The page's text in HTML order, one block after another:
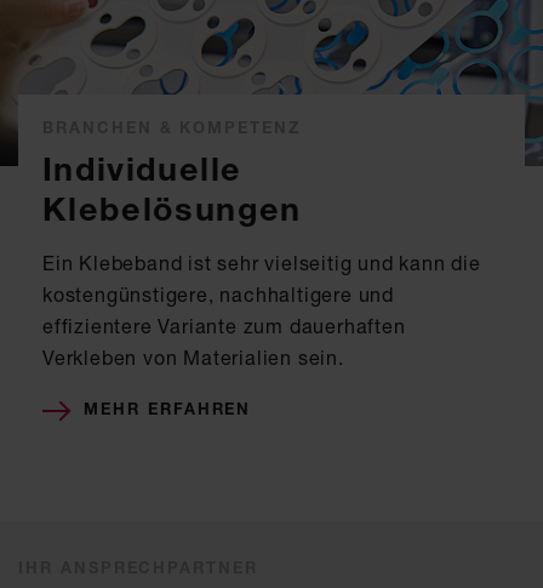
Individuelle
Klebelösungen
Ein Klebeband ist sehr vielseitig und kann die
kostengünstigere, nachhaltigere und
effizientere Variante zum dauerhaften
Verkleben von Materialien sein.
MEHR ERFAHREN